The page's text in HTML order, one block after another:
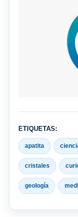
ETIQUETAS:
apatita
cristales
geología